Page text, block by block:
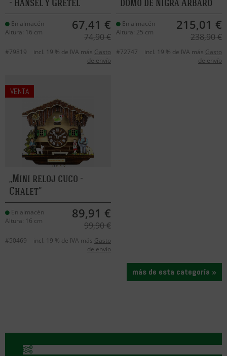
En almacén
Altura: 16 cm
67,41 €
74,90 €
#79819 incl. 19 % de IVA más Gasto
de envío
En almacén
Altura: 25 cm
215,01 €
238,90 €
#72747 incl. 19 % de IVA más Gasto
de envío
VENTA
Mini reloj cuco -
Chalet
En almacén
Altura: 16 cm
89,91 €
99,90 €
#50469 incl. 19 % de IVA más Gasto
de envío
más de esta categoría »